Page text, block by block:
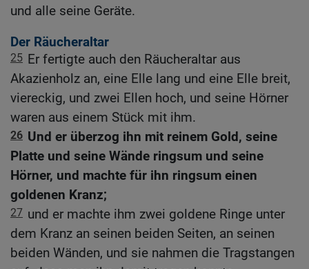
und alle seine Geräte.
Der Räucheraltar
25 Er fertigte auch den Räucheraltar aus
Akazienholz an, eine Elle lang und eine Elle breit,
viereckig, und zwei Ellen hoch, und seine Hörner
waren aus einem Stück mit ihm.
26 Und er überzog ihn mit reinem Gold, seine
Platte und seine Wände ringsum und seine
Hörner, und machte für ihn ringsum einen
goldenen Kranz;
27 und er machte ihm zwei goldene Ringe unter
dem Kranz an seinen beiden Seiten, an seinen
beiden Wänden, und sie nahmen die Tragstangen